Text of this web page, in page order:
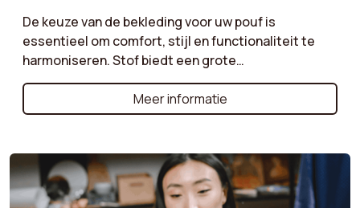
De keuze van de bekleding voor uw pouf is
essentieel om comfort, stijl en functionaliteit te
harmoniseren. Stof biedt een grote
verscheidenheid aan kleuren en texturen, terwijl
corduroy een retro touch geeft. Klassiek fluweel is
perfect voor een chique sfeer, en bouclé zorgt voor
bekleding te kiezen die bij uw interieur past!
Meer informatie